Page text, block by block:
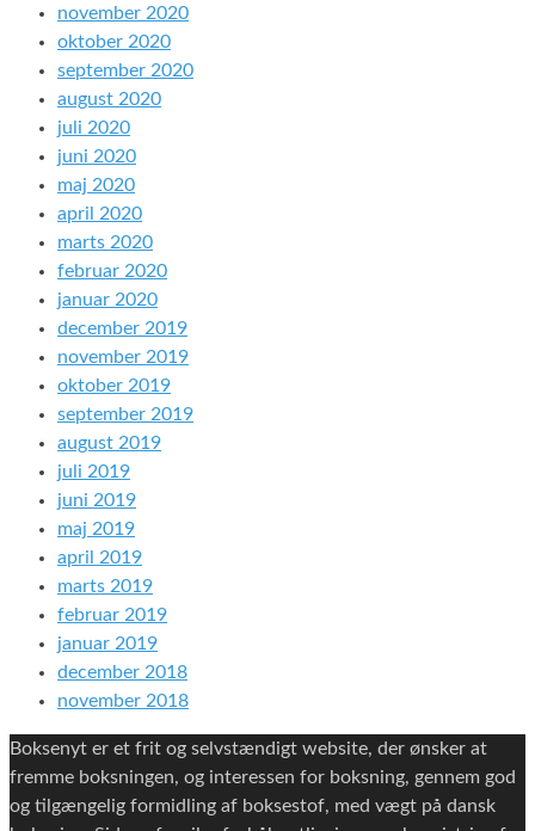
november 2020
oktober 2020
september 2020
august 2020
juli 2020
juni 2020
maj 2020
april 2020
marts 2020
februar 2020
januar 2020
december 2019
november 2019
oktober 2019
september 2019
august 2019
juli 2019
juni 2019
maj 2019
april 2019
marts 2019
februar 2019
januar 2019
december 2018
november 2018
Boksenyt er et frit og selvstændigt website, der ønsker at
fremme boksningen, og interessen for boksning, gennem god
og tilgængelig formidling af boksestof, med vægt på dansk